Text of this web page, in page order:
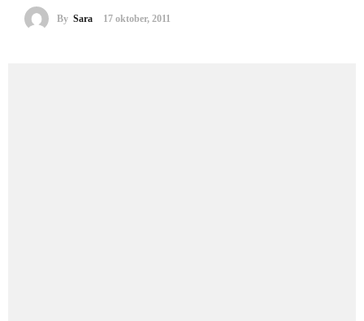
By Sara 17 oktober, 2011